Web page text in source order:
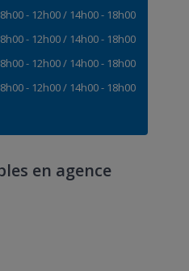
- 12h00/ 14h00- 18h00
- 12h00/ 14h00- 18h00
- 12h00/ 14h00- 18h00
- 12h00/ 14h00- 18h00
en agence